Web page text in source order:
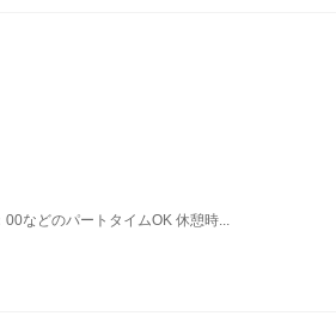
などのパートタイムOK 休憩時...